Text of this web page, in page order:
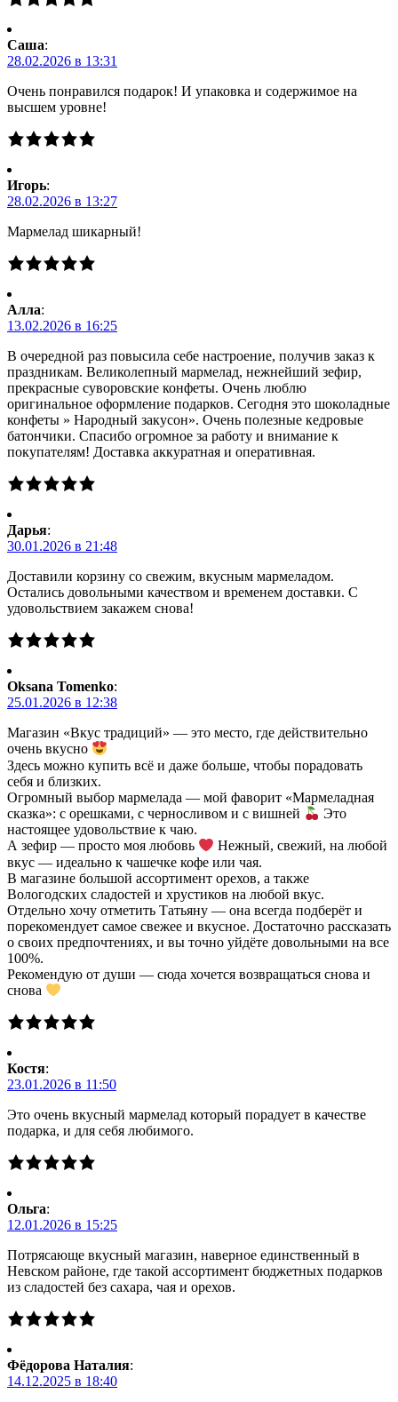
Саша:
28.02.2026 в 13:31
Очень понравился подарок! И упаковка и содержимое на
высшем уровне!
Игорь:
28.02.2026 в 13:27
Мармелад шикарный!
Алла:
13.02.2026 в 16:25
В очередной раз повысила себе настроение, получив заказ к
праздникам. Великолепный мармелад, нежнейший зефир,
прекрасные суворовские конфеты. Очень люблю
оригинальное оформление подарков. Сегодня это шоколадные
конфеты » Народный закусон». Очень полезные кедровые
батончики. Спасибо огромное за работу и внимание к
покупателям! Доставка аккуратная и оперативная.
Дарья:
30.01.2026 в 21:48
Доставили корзину со свежим, вкусным мармеладом.
Остались довольными качеством и временем доставки. С
удовольствием закажем снова!
Oksana Tomenko:
25.01.2026 в 12:38
Магазин «Вкус традиций» — это место, где действительно
очень вкусно
Здесь можно купить всё и даже больше, чтобы порадовать
себя и близких.
Огромный выбор мармелада — мой фаворит «Мармеладная
сказка»: с орешками, с черносливом и с вишней
Это
настоящее удовольствие к чаю.
А зефир — просто моя любовь
Нежный, свежий, на любой
вкус — идеально к чашечке кофе или чая.
В магазине большой ассортимент орехов, а также
Вологодских сладостей и хрустиков на любой вкус.
Отдельно хочу отметить Татьяну — она всегда подберёт и
порекомендует самое свежее и вкусное. Достаточно рассказать
о своих предпочтениях, и вы точно уйдёте довольными на все
100%.
Рекомендую от души — сюда хочется возвращаться снова и
снова
Костя:
23.01.2026 в 11:50
Это очень вкусный мармелад который порадует в качестве
подарка, и для себя любимого.
Ольга:
12.01.2026 в 15:25
Потрясающе вкусный магазин, наверное единственный в
Невском районе, где такой ассортимент бюджетных подарков
из сладостей без сахара, чая и орехов.
Фёдорова Наталия:
14.12.2025 в 18:40